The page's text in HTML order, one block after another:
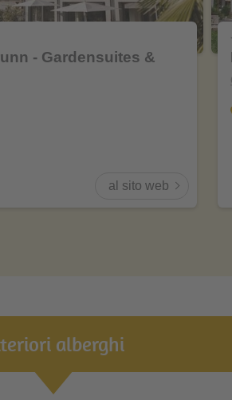
- Gardensuites &
al sito web
alberghi